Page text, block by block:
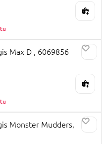
Max D , 6069856
Monster Mudders,